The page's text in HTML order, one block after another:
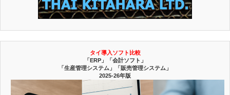
タイ導入ソフト比較
「ERP」「会計ソフト」
「生産管理システム」「販売管理システム」
2025-26年版